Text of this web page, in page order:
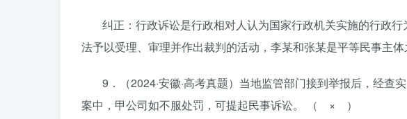
纠正：行政诉讼是行政相对人认为国家行政机关实施的行政
法予以受理、审理并作出裁判的活动，李某和张某是平等民事主
9．（2024·安徽·高考真题）当地监管部门接到举报后，经查
案中，甲公司如不服处罚，可提起民事诉讼。 （ × ）